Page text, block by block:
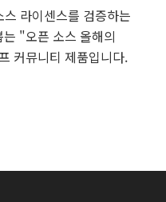
라이센스를 검증하는
"오픈 소스 올해의
커뮤니티 제품입니다.